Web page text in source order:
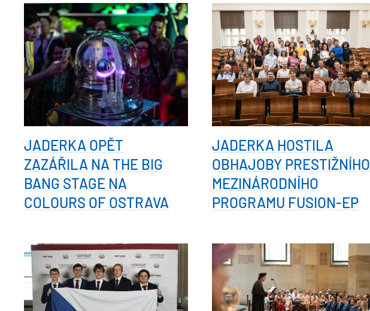
JADERKA OPĚT
ZAZÁŘILA NA THE BIG
BANG STAGE NA
COLOURS OF OSTRAVA
JADERKA HOSTILA
OBHAJOBY PRESTIŽNÍHO
MEZINÁRODNÍHO
PROGRAMU FUSION-EP